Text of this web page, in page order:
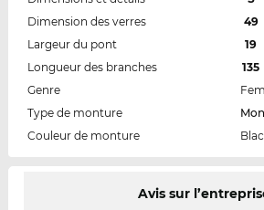
Dimension des verres
49
Largeur du pont
19
Longueur des branches
135
Genre
Type de monture
Couleur de monture
Avis sur